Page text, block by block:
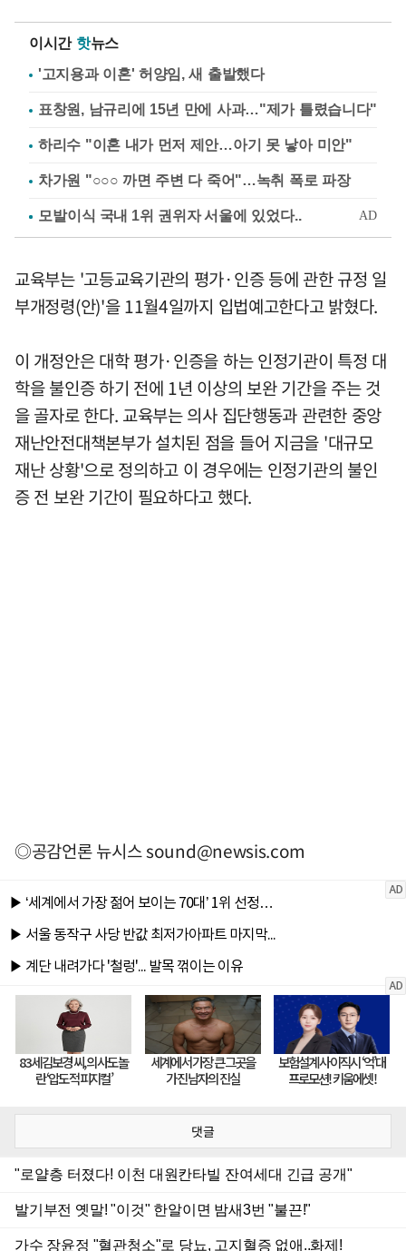
이시간 핫뉴스
'고지용과 이혼' 허양임, 새 출발했다
표창원, 남규리에 15년 만에 사과…"제가 틀렸습니다"
하리수 "이혼 내가 먼저 제안…아기 못 낳아 미안"
차가원 "○○○ 까면 주변 다 죽어"…녹취 폭로 파장
교육부는 '고등교육기관의 평가·인증 등에 관한 규정 일
부개정령(안)'을 11월4일까지 입법예고한다고 밝혔다.
이 개정안은 대학 평가·인증을 하는 인정기관이 특정 대
학을 불인증 하기 전에 1년 이상의 보완 기간을 주는 것
을 골자로 한다. 교육부는 의사 집단행동과 관련한 중앙
재난안전대책본부가 설치된 점을 들어 지금을 '대규모
재난 상황'으로 정의하고 이 경우에는 인정기관의 불인
증 전 보완 기간이 필요하다고 했다.
◎공감언론 뉴시스sound@newsis.com
댓글